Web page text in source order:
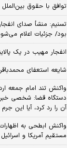
توافق با حقوق بین‌الملل
تسنیم: منشأ صدای
بود/ جزئیات اعلام
انفجار مهیب در یک
شایعه استعفای
واکنش تند امام جمعه
دستگاه قضا: شخصی
آن را رد کرد، آیا این
واکنش ابطحی به
مستقیم آمریکا و